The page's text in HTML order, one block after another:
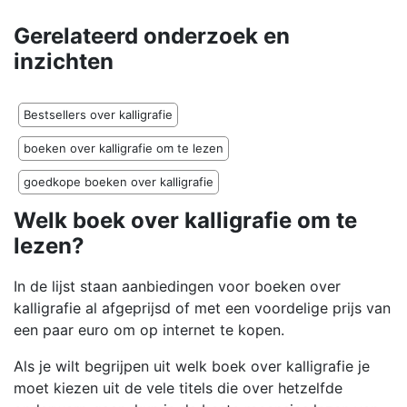
Gerelateerd onderzoek en
inzichten
Bestsellers over kalligrafie
boeken over kalligrafie om te lezen
goedkope boeken over kalligrafie
Welk boek over kalligrafie om te
lezen?
In de lijst staan aanbiedingen voor boeken over
kalligrafie al afgeprijsd of met een voordelige prijs van
een paar euro om op internet te kopen.
Als je wilt begrijpen uit welk boek over kalligrafie je
moet kiezen uit de vele titels die over hetzelfde